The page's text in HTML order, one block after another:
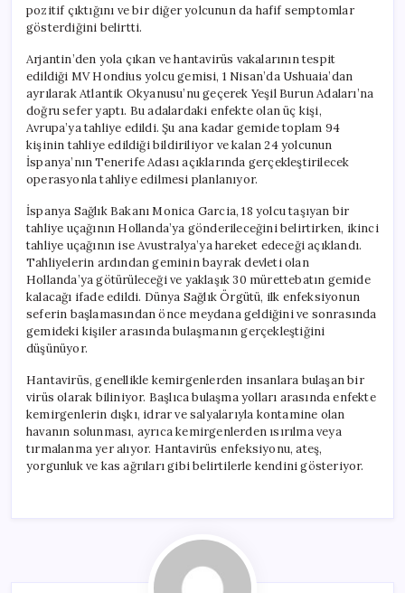
pozitif çıktığını ve bir diğer yolcunun da hafif semptomlar
gösterdiğini belirtti.
Arjantin’den yola çıkan ve hantavirüs vakalarının tespit
edildiği MV Hondius yolcu gemisi, 1 Nisan’da Ushuaia’dan
ayrılarak Atlantik Okyanusu’nu geçerek Yeşil Burun Adaları’na
doğru sefer yaptı. Bu adalardaki enfekte olan üç kişi,
Avrupa’ya tahliye edildi. Şu ana kadar gemide toplam 94
kişinin tahliye edildiği bildiriliyor ve kalan 24 yolcunun
İspanya’nın Tenerife Adası açıklarında gerçekleştirilecek
operasyonla tahliye edilmesi planlanıyor.
İspanya Sağlık Bakanı Monica Garcia, 18 yolcu taşıyan bir
tahliye uçağının Hollanda’ya gönderileceğini belirtirken, ikinci
tahliye uçağının ise Avustralya’ya hareket edeceği açıklandı.
Tahliyelerin ardından geminin bayrak devleti olan
Hollanda’ya götürüleceği ve yaklaşık 30 mürettebatın gemide
kalacağı ifade edildi. Dünya Sağlık Örgütü, ilk enfeksiyonun
seferin başlamasından önce meydana geldiğini ve sonrasında
gemideki kişiler arasında bulaşmanın gerçekleştiğini
düşünüyor.
Hantavirüs, genellikle kemirgenlerden insanlara bulaşan bir
virüs olarak biliniyor. Başlıca bulaşma yolları arasında enfekte
kemirgenlerin dışkı, idrar ve salyalarıyla kontamine olan
havanın solunması, ayrıca kemirgenlerden ısırılma veya
tırmalanma yer alıyor. Hantavirüs enfeksiyonu, ateş,
yorgunluk ve kas ağrıları gibi belirtilerle kendini gösteriyor.